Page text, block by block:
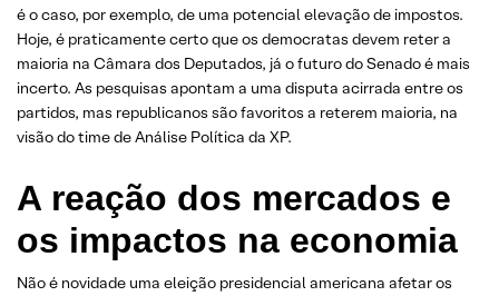
é o caso, por exemplo, de uma potencial elevação de impostos.
Hoje, é praticamente certo que os democratas devem reter a
maioria na Câmara dos Deputados, já o futuro do Senado é mais
incerto. As pesquisas apontam a uma disputa acirrada entre os
partidos, mas republicanos são favoritos a reterem maioria, na
visão do time de Análise Política da XP.
A reação dos mercados e
os impactos na economia
Não é novidade uma eleição presidencial americana afetar os